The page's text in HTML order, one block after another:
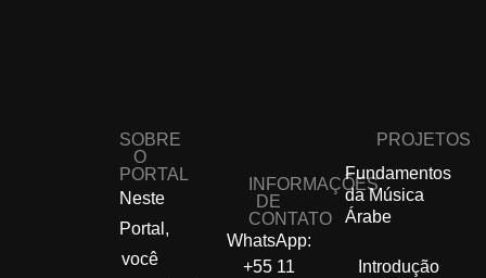
SOBRE
O
PORTAL
Neste
Portal,
você
INFORMAÇÕES
DE
CONTATO
WhatsApp:
+55 11
PROJETOS
Fundamentos
da Música
Árabe
Introdução